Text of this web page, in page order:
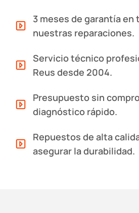
3 meses de garantía en
nuestras reparaciones.
Servicio técnico
Reus desde 2004.
Presupuesto sin
diagnóstico rápido.
Repuestos de alta
asegurar la durabilidad.